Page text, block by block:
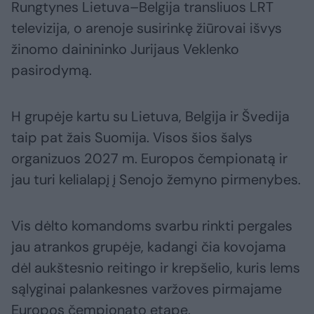
Rungtynes Lietuva–Belgija transliuos LRT
televizija, o arenoje susirinkę žiūrovai išvys
žinomo dainininko Jurijaus Veklenko
pasirodymą.
H grupėje kartu su Lietuva, Belgija ir Švedija
taip pat žais Suomija. Visos šios šalys
organizuos 2027 m. Europos čempionatą ir
jau turi kelialapį į Senojo žemyno pirmenybes.
Vis dėlto komandoms svarbu rinkti pergales
jau atrankos grupėje, kadangi čia kovojama
dėl aukštesnio reitingo ir krepšelio, kuris lems
sąlyginai palankesnes varžoves pirmajame
Europos čempionato etape.